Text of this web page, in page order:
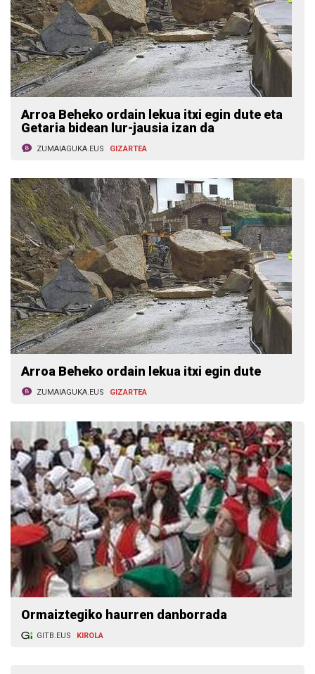
Arroa Beheko ordain lekua itxi egin dute eta
Getaria bidean lur-jausia izan da
ZUMAIAGUKA.EUS GIZARTEA
Arroa Beheko ordain lekua itxi egin dute
ZUMAIAGUKA.EUS GIZARTEA
Ormaiztegiko haurren danborrada
GITB.EUS KIROLA